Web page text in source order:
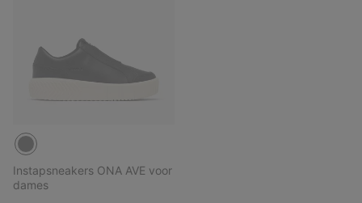
Instapsneakers ONA AVE voor
dames